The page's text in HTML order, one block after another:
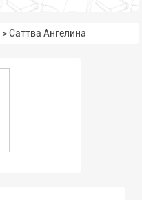
>Саттва Ангелина